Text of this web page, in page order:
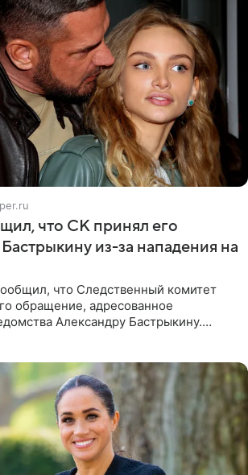
что СК принял его
из-за нападения на
что Следственный комитет
обращение, адресованное
Александру Бастрыкину.